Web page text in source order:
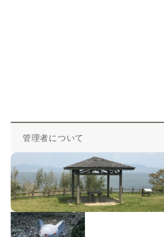
管理者について